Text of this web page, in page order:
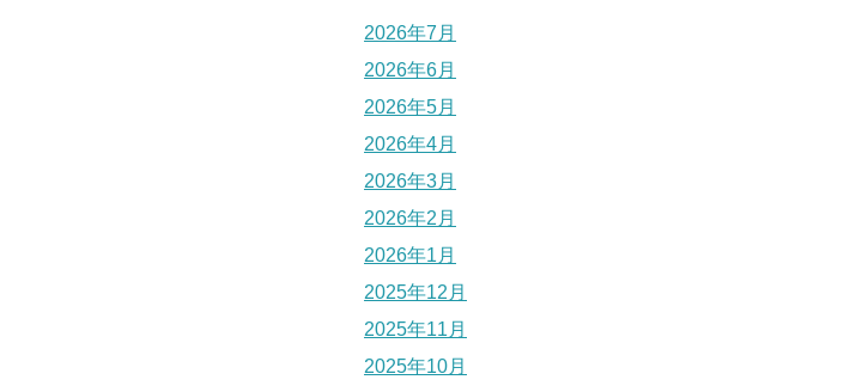
2026年7月
2026年6月
2026年5月
2026年4月
2026年3月
2026年2月
2026年1月
2025年12月
2025年11月
2025年10月